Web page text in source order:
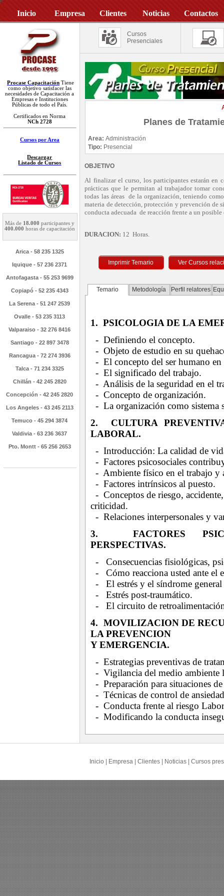
Inicio Empresa Clientes Noticias Contactos
Procase Capacitación Tiene
como objetivo satisfacer las
necesidades de Capacitación a
Empresas e Instituciones
Públicas de todo el País.
Certificados en Norma
NCh 2728
Cursos por Area
Descargar
Listado de Cursos
Más de 18.000 participantes y
400.000 horas de capacitación
Arica - 58 235 1325
Iquique - 57 236 2371
Antofagasta - 55 253 9699
Copiapó - 52 235 4343
La Serena - 51 247 2539
Ovalle - 53 235 3113
Valparaiso - 32 276 8416
Santiago - 22 897 3478
Rancagua - 72 274 3936
Talca - 71 234 3325
Chillán - 42 245 2820
Concepción - 42 245 2820
Los Angeles - 43 245 2113
Temuco - 45 294 3874
Valdivia - 63 236 3637
Pto. Montt - 65 256 2653
Cursos
Presenciales
Planes de
Area:Administración
Tipo: Presencial
OBJETIVO
Al finalizar el curso, los participantes estarán en
prácticas que le permitan al trabajador tomar
todas las áreas de la organización, teniendo
materia de detección, protección y prevención de
conducta adecuada de reacción frente a un posible
DURACION: 12 Horas.
Imprimir Temario
Temario Metodología Perfil relatores
1. PSICOLOGIA DE LA
- Definiendo el concepto.
- Objeto de estudio en su
- El concepto del ser humano en
- El significado del trabajo.
- Análisis de la seguridad en el
- Concepto de organización.
- La organización como sistema
2. CULTURA
LABORAL.
- Introducción: La calidad de
- Factores psicosociales
- Ambiente físico en el trabajo y
- Factores intrínsicos al puesto.
- Conceptos de riesgo,
criticidad.
- Relaciones interpersonales y
3. FACTORES
PERSPECTIVAS.
- Consecuencias fisiológicas,
- Cómo reacciona usted ante el
- El estrés y el síndrome general
- Estrés post-traumático.
- El circuito de
4. MOVILIZACION DE
LA PREVENCION
Y EMERGENCIA.
- Estrategias preventivas de
- Vigilancia del medio ambiente
- Preparación para situaciones
- Técnicas de control de
- Conducta frente al riesgo
- Modificando la conducta
Inicio Empresa Clientes Noticias Cursos